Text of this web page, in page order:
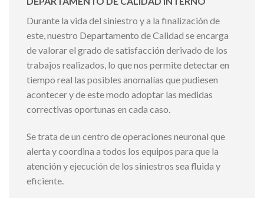
Durante la vida del siniestro y a la finalización de
este, nuestro Departamento de Calidad se encarga
de valorar el grado de satisfacción derivado de los
trabajos realizados, lo que nos permite detectar en
tiempo real las posibles anomalías que pudiesen
acontecer y de este modo adoptar las medidas
correctivas oportunas en cada caso.
Se trata de un centro de operaciones neuronal que
alerta y coordina a todos los equipos para que la
atención y ejecución de los siniestros sea fluida y
eficiente.